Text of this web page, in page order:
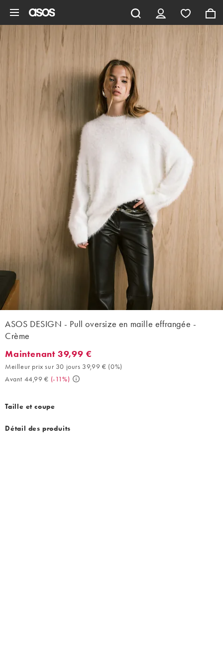
ASOS DESIGN - Pull oversize en maille effrangée -
Crème
Maintenant 39,99 €. Meilleur prix sur 30 jours 39,99 € (0%).
Maintenant 39,99 €
Meilleur prix sur 30 jours 39,99 € (0%)
Avant 44,99 € (-11%)
Taille et coupe
Détail des produits